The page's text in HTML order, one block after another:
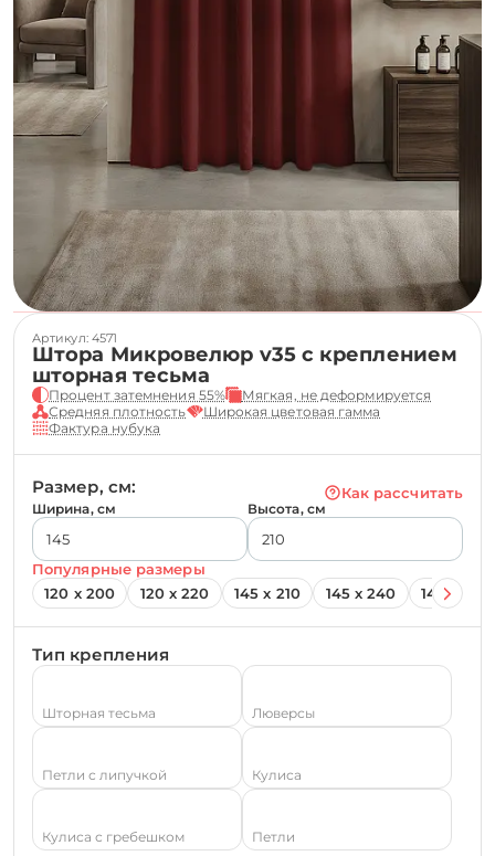
Артикул: 4571
Штора Микровелюр v35 с креплением
шторная тесьма
Процент затемнения 55%
Мягкая, не деформируется
Средняя плотность
Широкая цветовая гамма
Фактура нубука
Размер, см: Как рассчитать
Ширина, см Высота, см
Популярные размеры
120 х 200
120 х 220 145 х 210 145 х 240 145 х 260
Тип крепления
Шторная тесьма Люверсы
Петли с липучкой Кулиса
Кулиса с гребешком Петли